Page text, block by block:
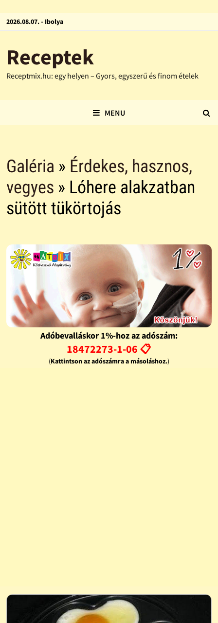
2026.08.07. - Ibolya
Receptek
Receptmix.hu: egy helyen – Gyors, egyszerű és finom ételek
MENU
Galéria » Érdekes, hasznos,
vegyes » Lóhere alakzatban
sütött tükörtojás
Adóbevalláskor 1%-hoz az adószám:
18472273-1-06 📋
(Kattintson az adószámra a másoláshoz.)